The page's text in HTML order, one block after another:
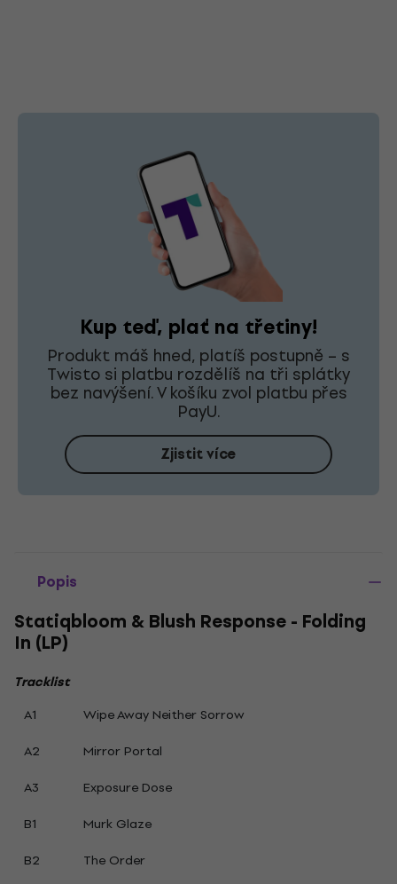
Kup teď, plať na třetiny!
Produkt máš hned, platíš postupně – s
Twisto si platbu rozdělíš na tři splátky
bez navýšení. V košíku zvol platbu přes
PayU.
Zjistit více
Popis
Statiqbloom & Blush Response - Folding
In (LP)
Tracklist
A1
Wipe Away Neither Sorrow
A2
Mirror Portal
A3
Exposure Dose
B1
Murk Glaze
B2
The Order